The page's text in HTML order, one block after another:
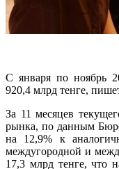
С января по ноябрь
920,4 млрд тенге,
За 11 месяцев
рынка, по данным
на 12,9% к
междугородной и
17,3 млрд тенге, что